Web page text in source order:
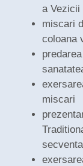
a Vezicii
miscari
coloana
miscari
secventa